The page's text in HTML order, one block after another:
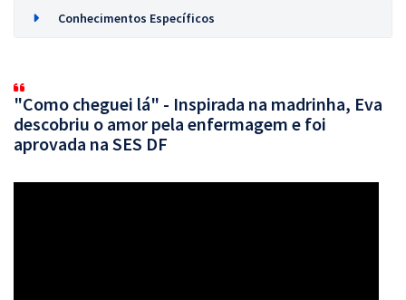
Conhecimentos Específicos
"Como cheguei lá" - Inspirada na madrinha, Eva
descobriu o amor pela enfermagem e foi
aprovada na SES DF